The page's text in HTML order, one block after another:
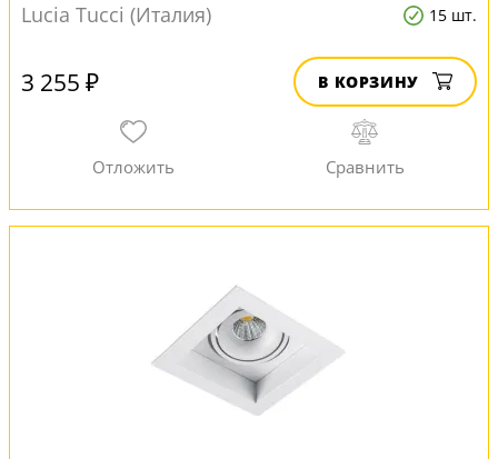
Lucia Tucci (Италия)
15 шт.
3 255 ₽ В КОРЗИНУ